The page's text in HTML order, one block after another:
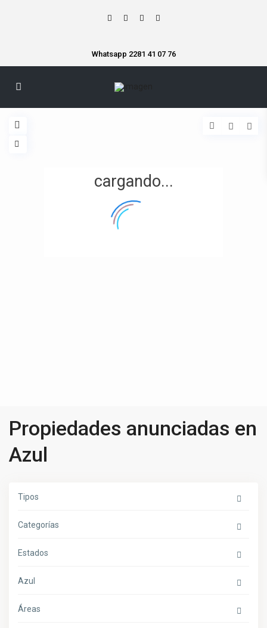
Whatsapp 2281 41 07 76
cargando...
Propiedades anunciadas en
Azul
Tipos
Categorías
Estados
Azul
Áreas